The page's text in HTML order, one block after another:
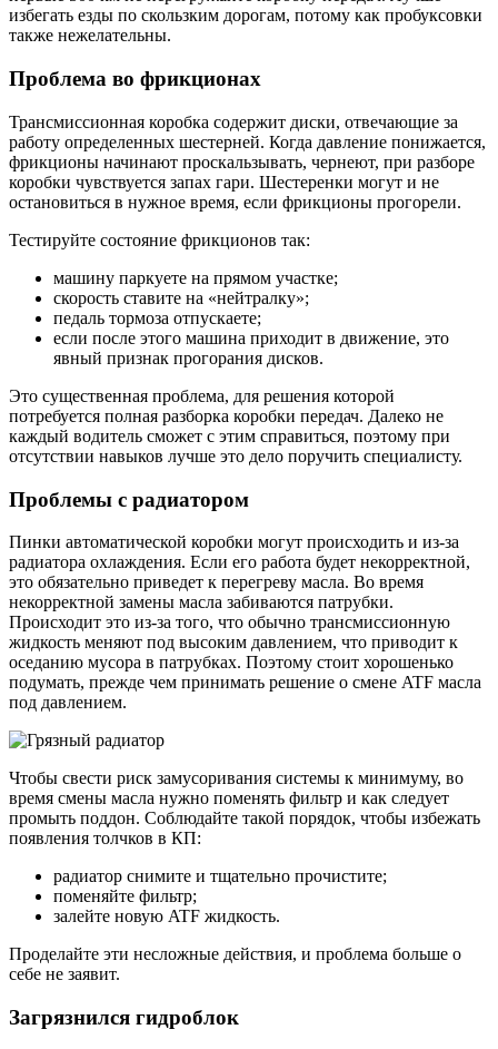
избегать езды по скользким дорогам, потому как пробуксовки
также нежелательны.
Проблема во фрикционах
Трансмиссионная коробка содержит диски, отвечающие за
работу определенных шестерней. Когда давление понижается,
фрикционы начинают проскальзывать, чернеют, при разборе
коробки чувствуется запах гари. Шестеренки могут и не
остановиться в нужное время, если фрикционы прогорели.
Тестируйте состояние фрикционов так:
машину паркуете на прямом участке;
скорость ставите на «нейтралку»;
педаль тормоза отпускаете;
если после этого машина приходит в движение, это
явный признак прогорания дисков.
Это существенная проблема, для решения которой
потребуется полная разборка коробки передач. Далеко не
каждый водитель сможет с этим справиться, поэтому при
отсутствии навыков лучше это дело поручить специалисту.
Проблемы с радиатором
Пинки автоматической коробки могут происходить и из-за
радиатора охлаждения. Если его работа будет некорректной,
это обязательно приведет к перегреву масла. Во время
некорректной замены масла забиваются патрубки.
Происходит это из-за того, что обычно трансмиссионную
жидкость меняют под высоким давлением, что приводит к
оседанию мусора в патрубках. Поэтому стоит хорошенько
подумать, прежде чем принимать решение о смене ATF масла
под давлением.
Чтобы свести риск замусоривания системы к минимуму, во
время смены масла нужно поменять фильтр и как следует
промыть поддон. Соблюдайте такой порядок, чтобы избежать
появления толчков в КП:
радиатор снимите и тщательно прочистите;
поменяйте фильтр;
залейте новую ATF жидкость.
Проделайте эти несложные действия, и проблема больше о
себе не заявит.
Загрязнился гидроблок